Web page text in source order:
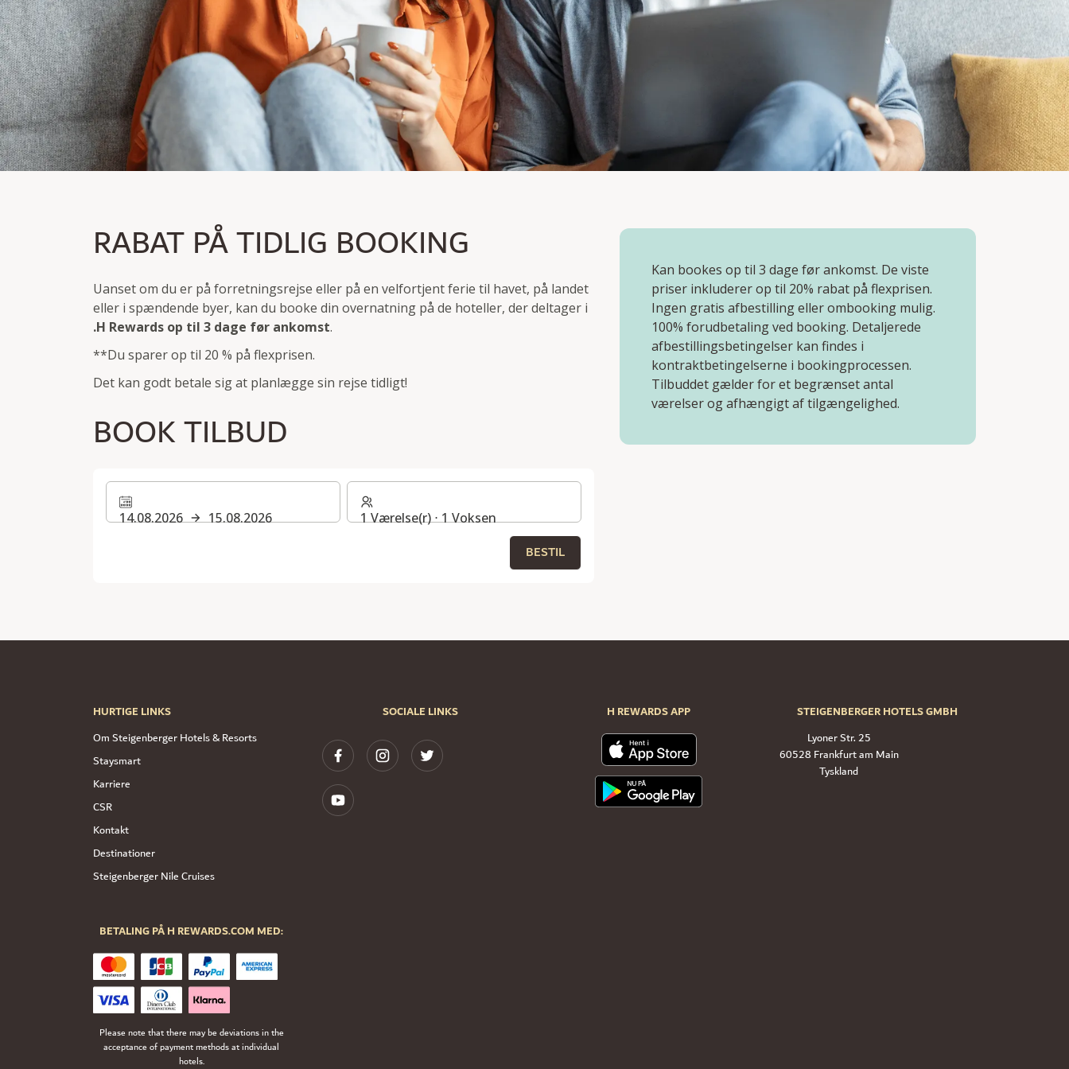
Spar op til 20% på Flex-prisen
Kan bookes op til 3 dage før ankomst
RABAT PÅ TIDLIG BOOKING
Uanset om du er på forretningsrejse eller på en velfortjent ferie til havet, på landet
eller i spændende byer, kan du booke din overnatning på de hoteller, der deltager i
.H Rewards op til 3 dage før ankomst.
**Du sparer op til 20 % på flexprisen.
Det kan godt betale sig at planlægge sin rejse tidligt!
BOOK TILBUD
14.08.2026 15.08.2026 1 Værelse(r) ⋅ 1 Voksen
BESTIL
Kan bookes op til 3 dage før ankomst. De viste
priser inkluderer op til 20% rabat på flexprisen.
Ingen gratis afbestilling eller ombooking mulig.
100% forudbetaling ved booking. Detaljerede
afbestillingsbetingelser kan findes i
kontraktbetingelserne i bookingprocessen.
Tilbuddet gælder for et begrænset antal
værelser og afhængigt af tilgængelighed.
HURTIGE LINKS
Om Steigenberger Hotels & Resorts
Staysmart
Karriere
CSR
Kontakt
Destinationer
Steigenberger Nile Cruises
SOCIALE LINKS H REWARDS APP
STEIGENBERGER HOTELS GMBH
Lyoner Str. 25
60528 Frankfurt am Main
Tyskland
BETALING PÅ H REWARDS.COM MED:
Please note that there may be deviations in the
acceptance of payment methods at individual
hotels.